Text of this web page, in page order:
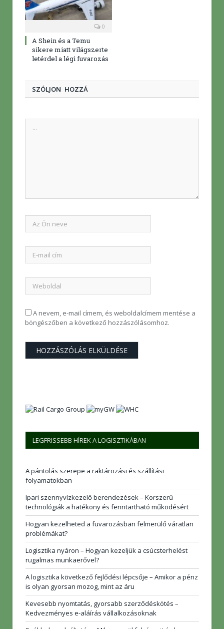
0
A Shein és a Temu
sikere miatt világszerte
letérdel a légi fuvarozás
SZÓLJON HOZZÁ
A nevem, e-mail címem, és weboldalcímem mentése a
böngészőben a következő hozzászólásomhoz.
LEGFRISSEBB HÍREK A LOGISZTIKÁBAN
A pántolás szerepe a raktározási és szállítási
folyamatokban
Ipari szennyvízkezelő berendezések – Korszerű
technológiák a hatékony és fenntartható működésért
Hogyan kezelheted a fuvarozásban felmerülő váratlan
problémákat?
Logisztika nyáron – Hogyan kezeljük a csúcsterhelést
rugalmas munkaerővel?
A logisztika következő fejlődési lépcsője – Amikor a pénz
is olyan gyorsan mozog, mint az áru
Kevesebb nyomtatás, gyorsabb szerződéskötés –
Kedvezményes e-aláírás vállalkozásoknak